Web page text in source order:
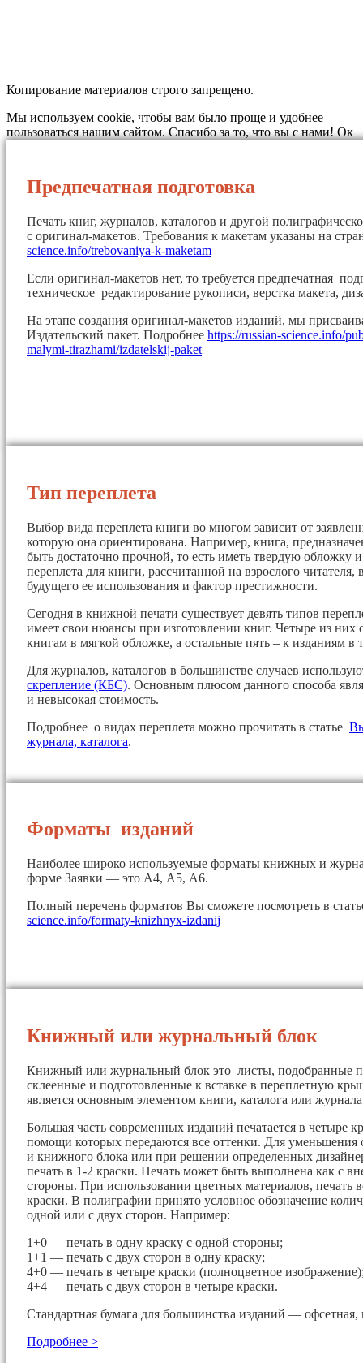
Копирование материалов строго запрещено.
Мы используем cookie, чтобы вам было проще и удобнее
пользоваться нашим сайтом. Спасибо за то, что вы с нами!Ок
Предпечатная подготовка
Печать книг, журналов, каталогов и другой
с оригинал-макетов. Требования к макетам указаны на
science.info/trebovaniya-k-maketam
Если оригинал-макетов нет, то требуется предпечатная
техническое редактирование рукописи, верстка макета,
На этапе создания оригинал-макетов изданий, мы
Издательский пакет. Подробнее https://russian-science.info/
malymi-tirazhami/izdatelskij-paket
Тип переплета
Выбор вида переплета книги во многом зависит от
которую она ориентирована. Например, книга,
быть достаточно прочной, то есть иметь твердую
переплета для книги, рассчитанной на взрослого читателя,
будущего ее использования и фактор престижности.
Сегодня в книжной печати существует девять типов
имеет свои нюансы при изготовлении книг. Четыре из них
книгам в мягкой обложке, а остальные пять – к изданиям в
Для журналов, каталогов в большинстве случаев
скрепление (КБС). Основным плюсом данного способа
и невысокая стоимость.
Подробнее о видах переплета можно прочитать в статье
журнала, каталога.
Форматы изданий
Наиболее широко используемые форматы книжных и
форме Заявки — это А4, А5, А6.
Полный перечень форматов Вы сможете посмотреть в
science.info/formaty-knizhnyx-izdanij
Книжный или журнальный блок
Книжный или журнальный блок это листы, подобранные
склеенные и подготовленные к вставке в переплетную
является основным элементом книги, каталога или
Большая часть современных изданий печатается в четыре
помощи которых передаются все оттенки. Для уменьшения
и книжного блока или при решении определенных
печать в 1-2 краски. Печать может быть выполнена как с
стороны. При использовании цветных материалов, печать
краски. В полиграфии принято условное обозначение
одной или с двух сторон. Например:
1+0 — печать в одну краску с одной стороны;
1+1 — печать с двух сторон в одну краску;
4+0 — печать в четыре краски (полноцветное
4+4 — печать с двух сторон в четыре краски.
Стандартная бумага для большинства изданий — офсетная,
Подробнее >